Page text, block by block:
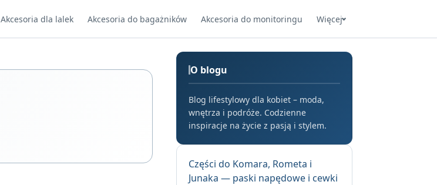
Akcesoria dla lalek Akcesoria do bagażników Akcesoria do monitoringu Więcej
O blogu
Blog lifestylowy dla kobiet – moda,
wnętrza i podróże. Codzienne
inspiracje na życie z pasją i stylem.
Części do Komara, Rometa i
Junaka — paski napędowe i cewki